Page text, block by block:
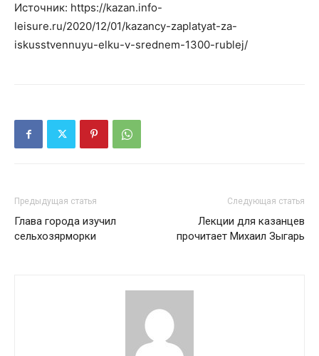
Источник: https://kazan.info-
leisure.ru/2020/12/01/kazancy-zaplatyat-za-
iskusstvennuyu-elku-v-srednem-1300-rublej/
Предыдущая статья
Глава города изучил
сельхозярморки
Следующая статья
Лекции для казанцев
прочитает Михаил Зыгарь